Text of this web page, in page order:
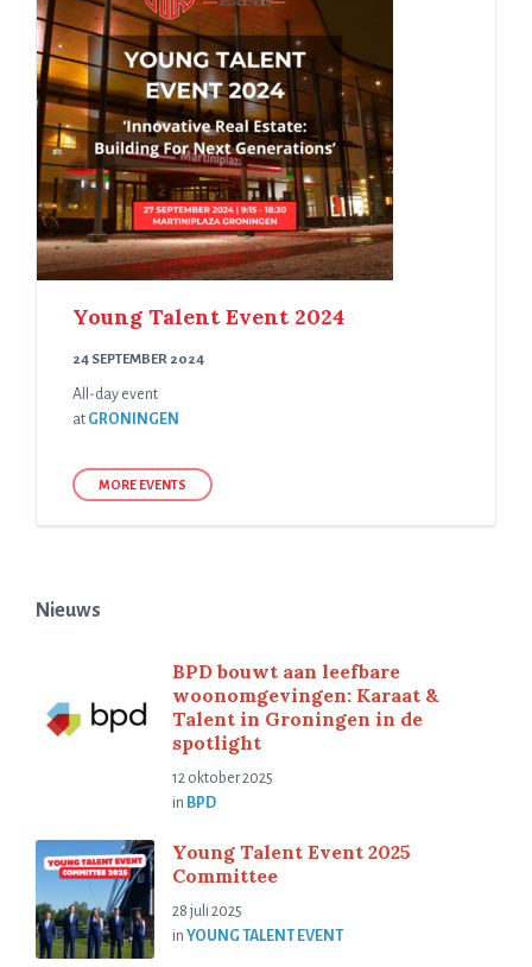
Young Talent Event 2024
24 SEPTEMBER 2024
All-day event
at GRONINGEN
MORE EVENTS
Nieuws
BPD bouwt aan leefbare
woonomgevingen: Karaat &
Talent in Groningen in de
spotlight
12 oktober 2025
in BPD
Young Talent Event 2025
Committee
28 juli 2025
in YOUNG TALENT EVENT